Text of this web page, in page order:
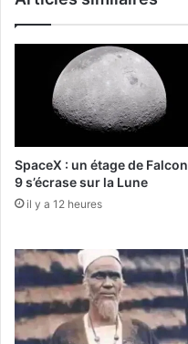
SpaceX : un étage de Falcon
9 s’écrase sur la Lune
il y a 12 heures